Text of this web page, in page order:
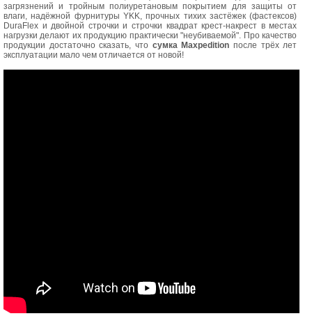
загрязнений и тройным полиуретановым покрытием для защиты от
влаги, надёжной фурнитуры YKK, прочных тихих застёжек (фастексов)
DuraFlex и двойной строчки и строчки квадрат крест-накрест в местах
нагрузки делают их продукцию практически "неубиваемой". Про качество
продукции достаточно сказать, что сумка Maxpedition после трёх лет
эксплуатации мало чем отличается от новой!